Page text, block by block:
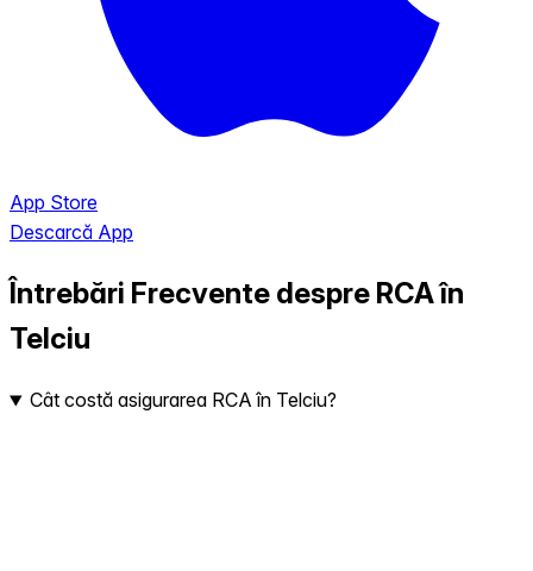
App Store
Descarcă App
Întrebări Frecvente despre RCA în
Telciu
Cât costă asigurarea RCA în Telciu?